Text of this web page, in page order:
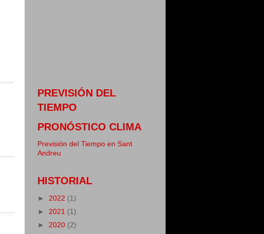
PREVISIÓN DEL
TIEMPO
PRONÓSTICO CLIMA
Previsión del Tiempo en Sant
Andreu
HISTORIAL
► 2022 (1)
► 2021 (1)
► 2020 (2)